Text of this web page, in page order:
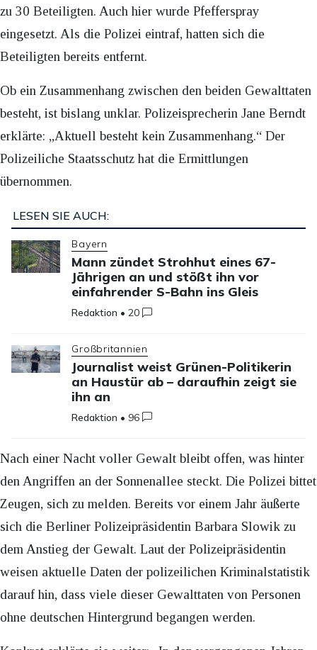
zu 30 Beteiligten. Auch hier wurde Pfefferspray
eingesetzt. Als die Polizei eintraf, hatten sich die
Beteiligten bereits entfernt.
Ob ein Zusammenhang zwischen den beiden Gewalttaten
besteht, ist bislang unklar. Polizeisprecherin Jane Berndt
erklärte: „Aktuell besteht kein Zusammenhang.“ Der
Polizeiliche Staatsschutz hat die Ermittlungen
übernommen.
LESEN SIE AUCH:
Bayern
Mann zündet Strohhut eines 67-
Jährigen an und stößt ihn vor
einfahrender S-Bahn ins Gleis
Redaktion •20
Großbritannien
Journalist weist Grünen-Politikerin
an Haustür ab – daraufhin zeigt sie
ihn an
Redaktion • 96
Nach einer Nacht voller Gewalt bleibt offen, was hinter
den Angriffen an der Sonnenallee steckt. Die Polizei bittet
Zeugen, sich zu melden. Bereits vor einem Jahr äußerte
sich die Berliner Polizeipräsidentin Barbara Slowik zu
dem Anstieg der Gewalt. Laut der Polizeipräsidentin
weisen aktuelle Daten der polizeilichen Kriminalstatistik
darauf hin, dass viele dieser Gewalttaten von Personen
ohne deutschen Hintergrund begangen werden.